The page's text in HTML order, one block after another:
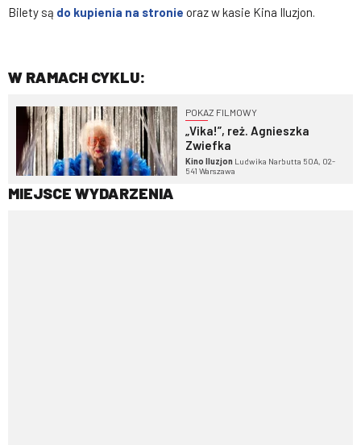
Bilety są do kupienia na stronie oraz w kasie Kina Iluzjon.
W RAMACH CYKLU:
POKAZ FILMOWY
„Vika!”, reż. Agnieszka
Zwiefka
Kino Iluzjon Ludwika Narbutta 50A, 02-
541 Warszawa
MIEJSCE WYDARZENIA